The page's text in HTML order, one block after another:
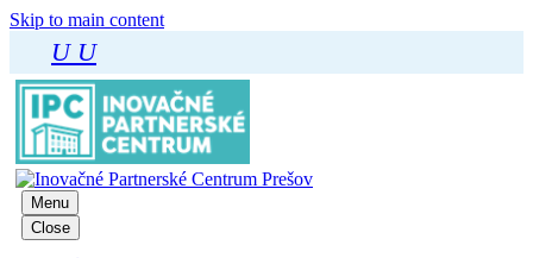
Skip to main content
U U
Menu
Close